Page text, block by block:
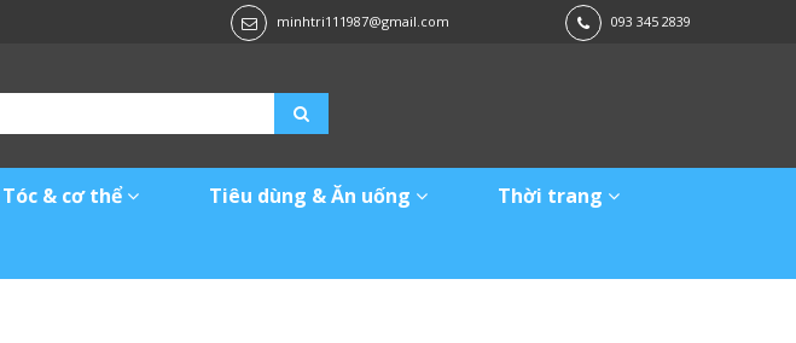
minhtri111987@gmail.com 093 345 2839
Tóc & cơ thể Tiêu dùng & Ăn uống Thời trang